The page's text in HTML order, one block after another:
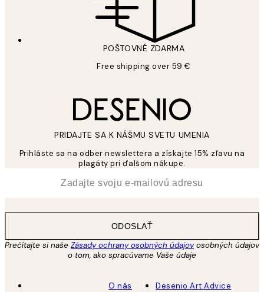
POŠTOVNÉ ZDARMA
Free shipping over 59 €
PRIDAJTE SA K NÁŠMU SVETU UMENIA
Prihláste sa na odber newslettera a získajte 15% zľavu na
plagáty pri ďalšom nákupe.
ODOSLAŤ
Prečítajte si naše Zásady ochrany osobných údajovosobných údajov
o tom, ako spracúvame Vaše údaje
O nás
Desenio Art Advice